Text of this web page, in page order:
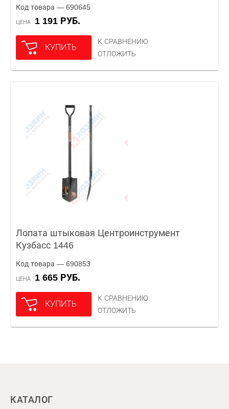
Код товара — 690645
ЦЕНА 1 191 РУБ.
КУПИТЬ
К СРАВНЕНИЮ
ОТЛОЖИТЬ
Лопата штыковая Центроинструмент
Кузбасс 1446
Код товара — 690853
ЦЕНА 1 665 РУБ.
КУПИТЬ
К СРАВНЕНИЮ
ОТЛОЖИТЬ
КАТАЛОГ